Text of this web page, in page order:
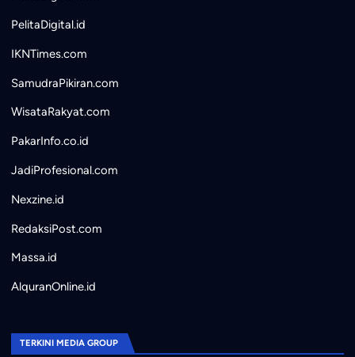
PelitaDigital.id
IKNTimes.com
SamudraPikiran.com
WisataRakyat.com
PakarInfo.co.id
JadiProfesional.com
Nexzine.id
RedaksiPost.com
Massa.id
AlquranOnline.id
TERKINI MEDIA GROUP